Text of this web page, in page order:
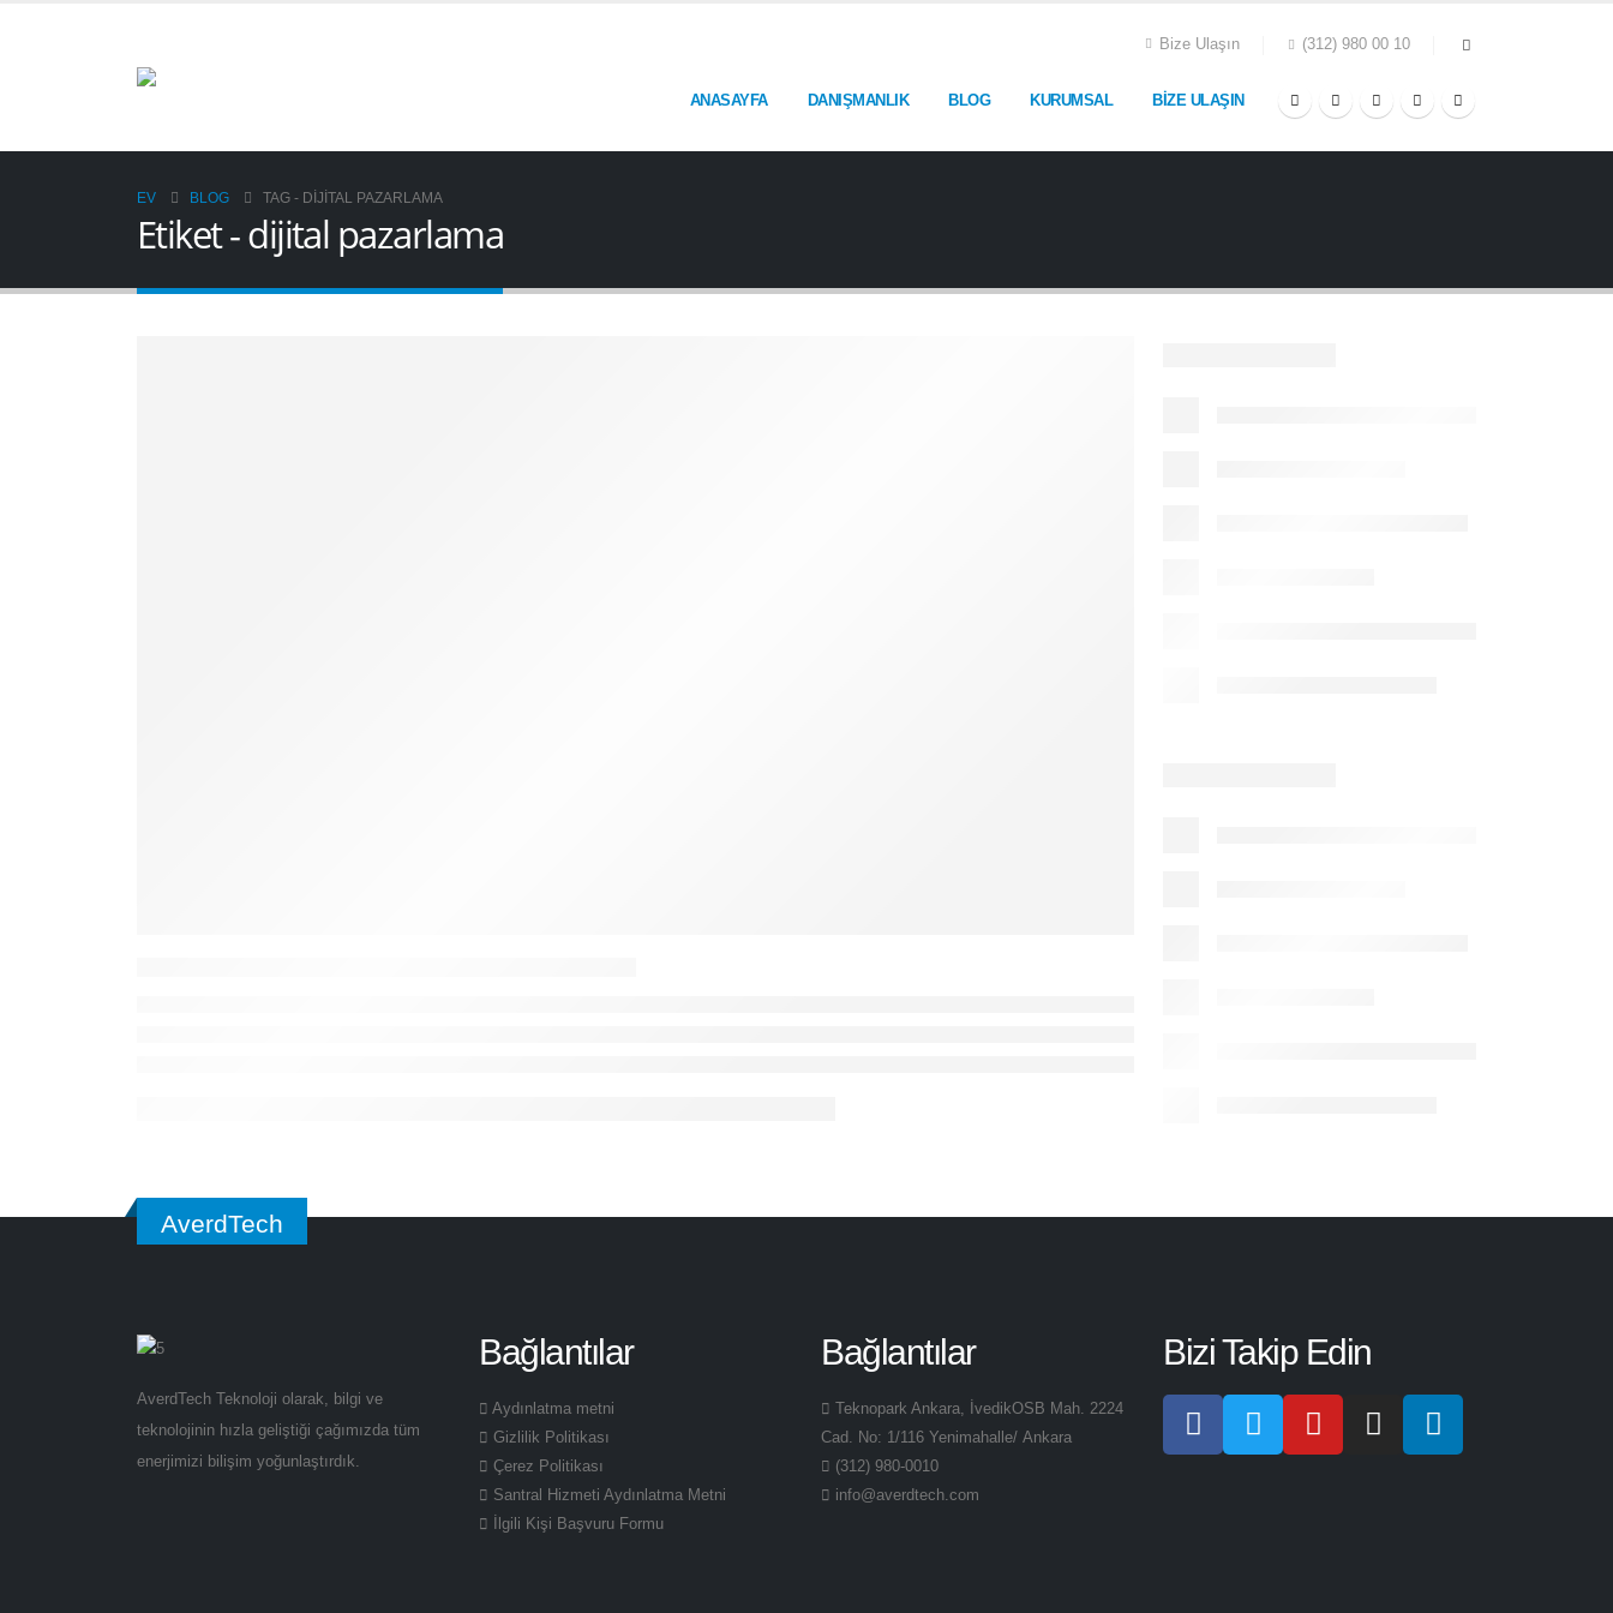
Bize Ulaşın (312) 980 00 10
ANASAYFA DANIŞMANLIK BLOG KURUMSAL BIZE ULAŞIN
EV BLOG TAG - DIJITAL PAZARLAMA
Etiket - dijital pazarlama
AverdTech
AverdTech Teknoloji olarak, bilgi ve
teknolojinin hızla geliştiği çağımızda tüm
enerjimizi bilişim yoğunlaştırdık.
Bağlantılar
Aydınlatma metni
Gizlilik Politikası
Çerez Politikası
Santral Hizmeti Aydınlatma Metni
İlgili Kişi Başvuru Formu
Bağlantılar
Teknopark Ankara, İvedikOSB Mah. 2224
Cad. No: 1/116 Yenimahalle/ Ankara
(312) 980-0010
info@averdtech.com
Bizi Takip Edin